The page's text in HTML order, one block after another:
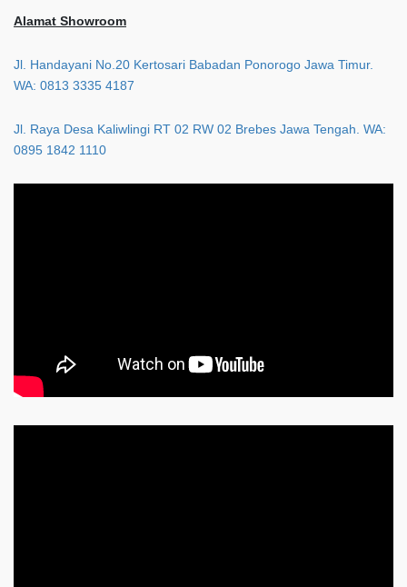
Alamat Showroom
Jl. Handayani No.20 Kertosari Babadan Ponorogo Jawa Timur.
WA: 0813 3335 4187
Jl. Raya Desa Kaliwlingi RT 02 RW 02 Brebes Jawa Tengah. WA:
0895 1842 1110